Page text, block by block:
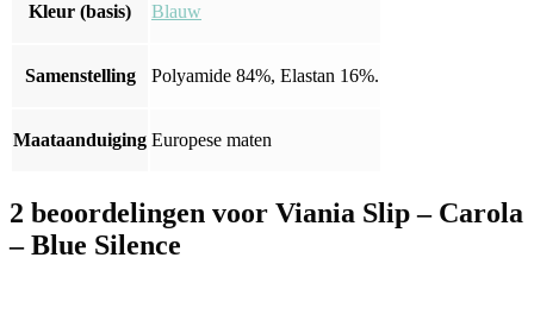
Kleur (basis) Blauw
Samenstelling Polyamide 84%, Elastan 16%.
Maataanduiging Europese maten
2 beoordelingen voor Viania Slip – Carola
– Blue Silence